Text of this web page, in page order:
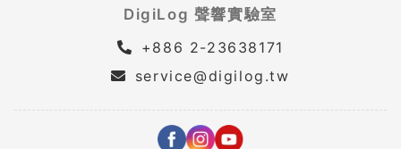
DigiLog 聲響實驗室
+886 2-23638171
service@digilog.tw